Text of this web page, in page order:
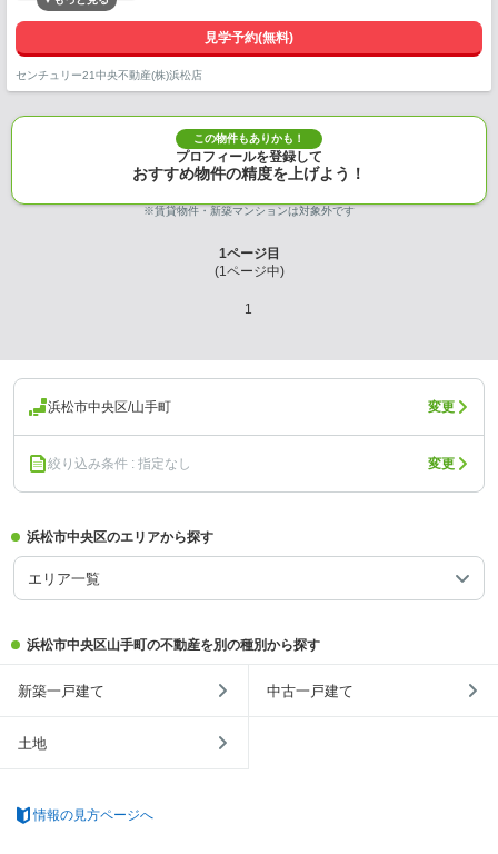
見学予約(無料)
センチュリー21中央不動産(株)浜松店
この物件もありかも！
プロフィールを登録して
おすすめ物件の精度を上げよう！
※賃貸物件・新築マンションは対象外です
1ページ目
(1ページ中)
1
浜松市中央区/山手町 変更
絞り込み条件 : 指定なし 変更
浜松市中央区のエリアから探す
エリア一覧
浜松市中央区山手町の不動産を別の種別から探す
新築一戸建て 中古一戸建て
土地
情報の見方ページへ